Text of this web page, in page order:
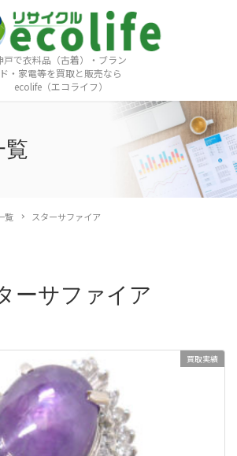
戸で衣料品（古着）・ブラン
ド・家電等を買取と販売なら
ecolife（エコライフ）
覧
覧 スターサファイア
ーサファイア
買取実績